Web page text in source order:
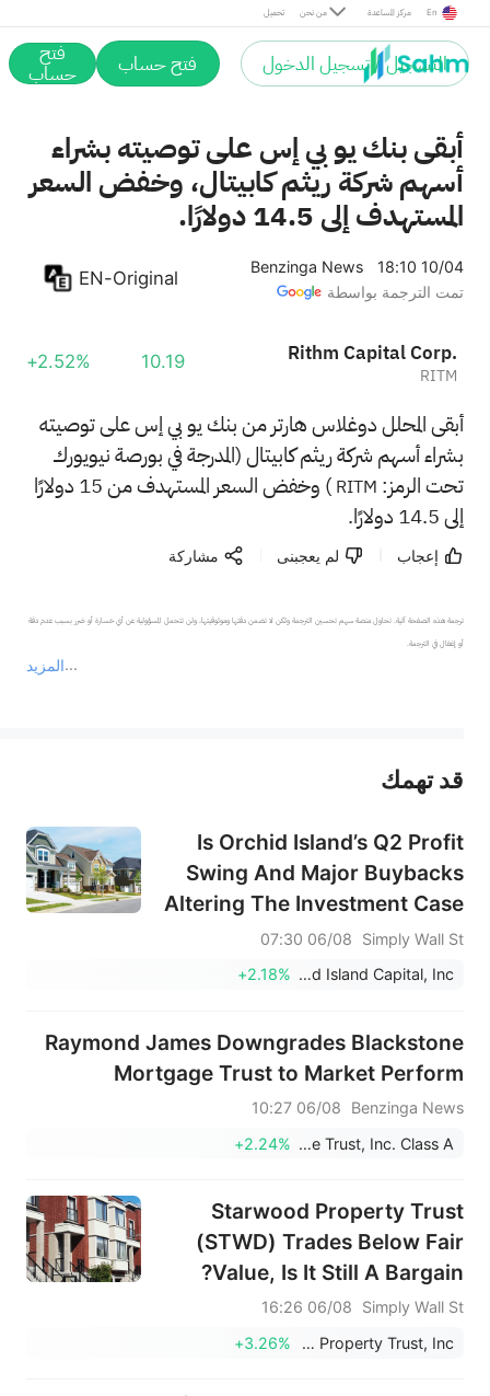
تحميل من نحن مركز المساعدة En
التسجيل / تسجيل الدخول فتح حساب فتح
حساب
أبقى بنك يو بي إس على توصيته بشراء
أسهم شركة ريثم كابيتال، وخفض السعر
المستهدف إلى 14.5 دولارًا.
Benzinga News
18:10 10/04
تمت الترجمة بواسطة
EN-Original
Rithm Capital Corp.
RITM
10.19
+2.52%
أبقى المحلل دوغلاس هارتر من بنك يو بي إس على توصيته
بشراء أسهم شركة ريثم كابيتال (المدرجة في بورصة نيويورك
تحت الرمز: RITM
) وخفض السعر المستهدف من 15 دولارًا
إلى 14.5 دولارًا.
إعجاب لم يعجبنى مشاركة
المزيد
ترجمة هذه الصفحة آلية. تحاول منصة سهم تحسين الترجمة ولكن لا تضمن دقتها وموثوقيتها، ولن تتحمل المسؤولية عن أي خسارة أو ضرر بسبب عدم دقة
أو إغفال في الترجمة.
عند الضرورة، يرجى استشارة مستشار استثمار محترف. لا تقدم منصة سهم أي مشورة استثمارية، ولا تقدم أي التزامات أو ضمانات.
قد تهمك
Is Orchid Island’s Q2 Profit
Swing And Major Buybacks
Altering The Investment Case
For ORC?
Simply Wall St
06/08 07:30
Orchid Island Capital, Inc.
+2.18%
Raymond James Downgrades Blackstone
Mortgage Trust to Market Perform
Benzinga News
06/08 10:27
Blackstone Mortgage Trust, Inc. Class A
+2.24%
Starwood Property Trust
(STWD) Trades Below Fair
Value, Is It Still A Bargain?
Simply Wall St
06/08 16:26
Starwood Property Trust, Inc.
+3.26%